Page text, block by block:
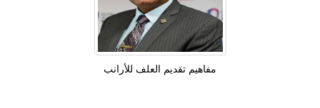
مفاهيم تقديم العلف للأرانب